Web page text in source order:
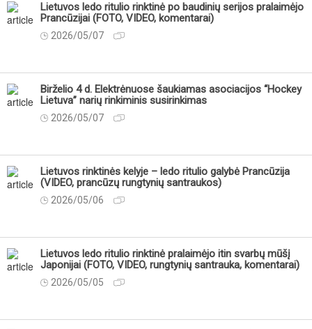
Lietuvos ledo ritulio rinktinė po baudinių serijos pralaimėjo
Prancūzijai (FOTO, VIDEO, komentarai)
2026/05/07
Birželio 4 d. Elektrėnuose šaukiamas asociacijos “Hockey
Lietuva” narių rinkiminis susirinkimas
2026/05/07
Lietuvos rinktinės kelyje – ledo ritulio galybė Prancūzija
(VIDEO, prancūzų rungtynių santraukos)
2026/05/06
Lietuvos ledo ritulio rinktinė pralaimėjo itin svarbų mūšį
Japonijai (FOTO, VIDEO, rungtynių santrauka, komentarai)
2026/05/05